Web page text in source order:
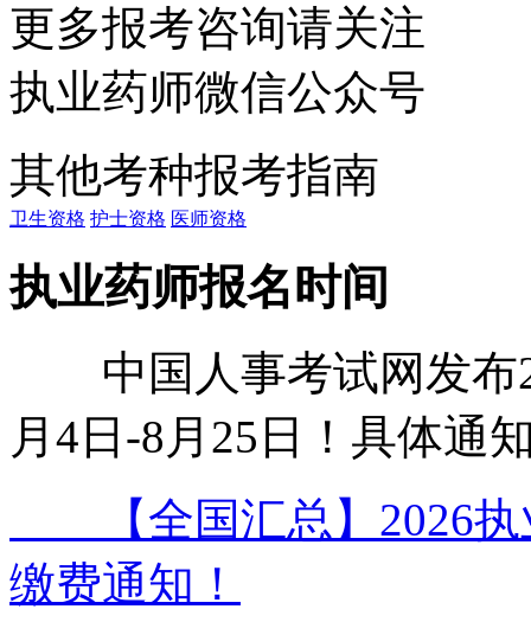
更多报考咨询请关注
执业药师微信公众号
其他考种报考指南
卫生资格 护士资格 医师资格
执业药师报名时间
中国人事考试网发布
月4日-8月25日！具体通
【全国汇总】2026执
缴费通知！